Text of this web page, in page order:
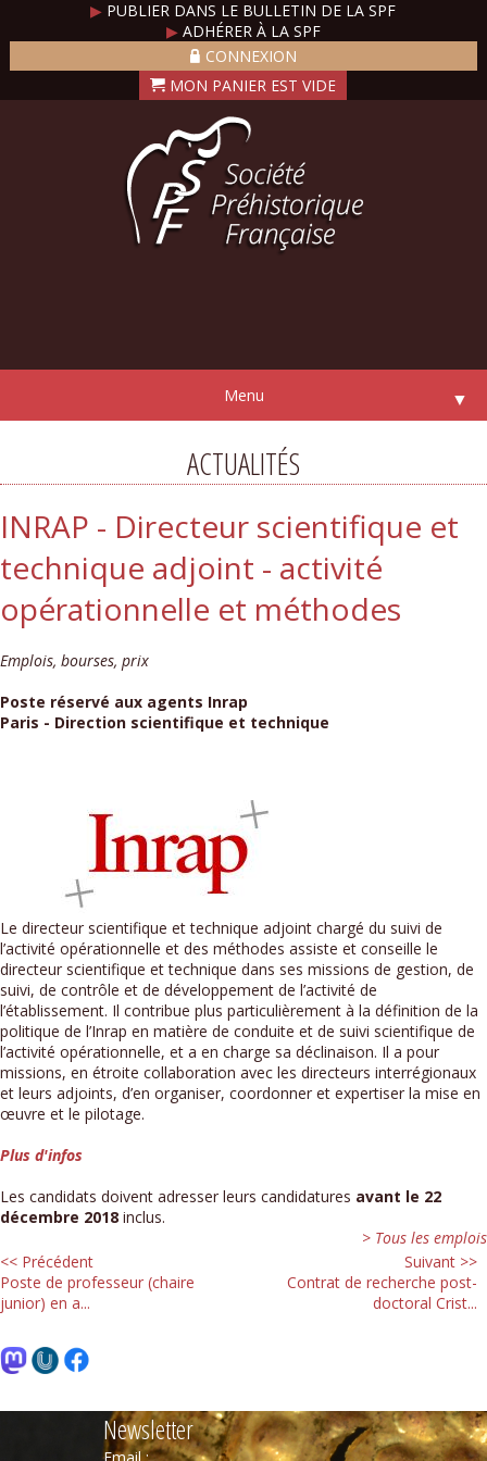
▶ PUBLIER DANS LE BULLETIN DE LA SPF
▶ADHÉRER À LA SPF
CONNEXION
Menu ▼
ACTUALITÉS
INRAP - Directeur scientifique et
technique adjoint - activité
opérationnelle et méthodes
Emplois, bourses, prix
Poste réservé aux agents Inrap
Paris - Direction scientifique et technique
Le directeur scientifique et technique adjoint chargé du suivi de
l’activité opérationnelle et des méthodes assiste et conseille le
directeur scientifique et technique dans ses missions de gestion, de
suivi, de contrôle et de développement de l’activité de
l’établissement. Il contribue plus particulièrement à la définition de la
politique de l’Inrap en matière de conduite et de suivi scientifique de
l’activité opérationnelle, et a en charge sa déclinaison. Il a pour
missions, en étroite collaboration avec les directeurs interrégionaux
et leurs adjoints, d’en organiser, coordonner et expertiser la mise en
œuvre et le pilotage.
Plus d'infos
Les candidats doivent adresser leurs candidatures avant le 22
décembre 2018 inclus.
> Tous les emplois
<< Précédent
Poste de professeur (chaire
junior) en a...
Suivant >>
Contrat de recherche post-
doctoral Crist...
Newsletter
Email :